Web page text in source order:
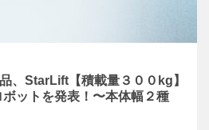
、StarLift【積載量３００kg】
ットを発表！〜本体幅２種